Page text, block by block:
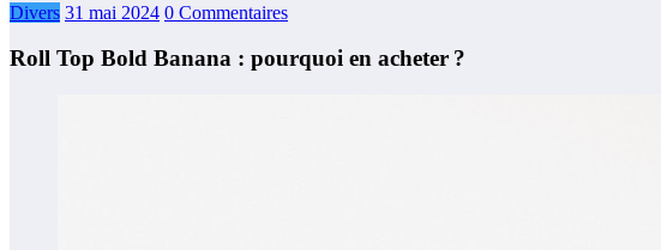
Divers 31 mai 2024 0 Commentaires
Roll Top Bold Banana : pourquoi en acheter ?